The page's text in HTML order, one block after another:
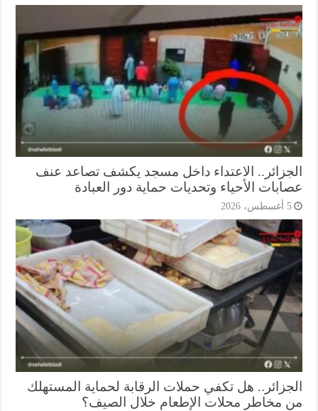
الاعتداء داخل مسجد يكشف تصاعد عنف
الأحياء وتحديات حماية دور العبادة
هل تكفي حملات الرقابة لحماية المستهلك
مخاطر محلات الإطعام خلال الصيف؟